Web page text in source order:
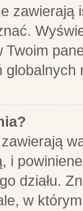
Twoim
i
działu.
w